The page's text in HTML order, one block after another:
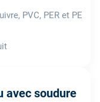
PVC, PER et PE
avec soudure